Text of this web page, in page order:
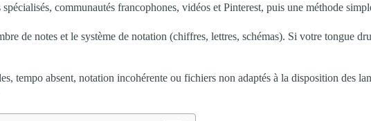
communautés francophones, vidéos et Pinterest, puis une méthode
de notes et le système de notation (chiffres, lettres, schémas). Si votre tongue
tempo absent, notation incohérente ou fichiers non adaptés à la disposition des